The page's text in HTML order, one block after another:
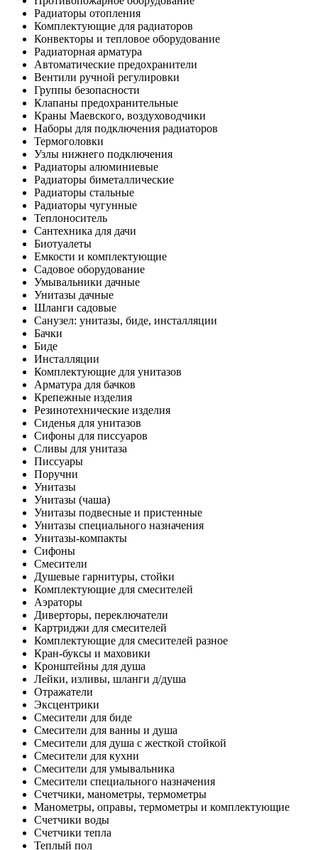
Радиаторы отопления
Комплектующие для радиаторов
Конвекторы и тепловое оборудование
Радиаторная арматура
Автоматические предохранители
Вентили ручной регулировки
Группы безопасности
Клапаны предохранительные
Краны Маевского, воздуховодчики
Наборы для подключения радиаторов
Термоголовки
Узлы нижнего подключения
Радиаторы алюминиевые
Радиаторы биметаллические
Радиаторы стальные
Радиаторы чугунные
Теплоноситель
Сантехника для дачи
Биотуалеты
Емкости и комплектующие
Садовое оборудование
Умывальники дачные
Унитазы дачные
Шланги садовые
Санузел: унитазы, биде, инсталляции
Бачки
Биде
Инсталляции
Комплектующие для унитазов
Арматура для бачков
Крепежные изделия
Резинотехнические изделия
Сиденья для унитазов
Сифоны для писсуаров
Сливы для унитаза
Писсуары
Поручни
Унитазы
Унитазы (чаша)
Унитазы подвесные и пристенные
Унитазы специального назначения
Унитазы-компакты
Сифоны
Смесители
Душевые гарнитуры, стойки
Комплектующие для смесителей
Аэраторы
Диверторы, переключатели
Картриджи для смесителей
Комплектующие для смесителей разное
Кран-буксы и маховики
Кронштейны для душа
Лейки, изливы, шланги д/душа
Отражатели
Эксцентрики
Смесители для биде
Смесители для ванны и душа
Смесители для душа с жесткой стойкой
Смесители для кухни
Смесители для умывальника
Смесители специального назначения
Счетчики, манометры, термометры
Манометры, оправы, термометры и комплектующие
Счетчики воды
Счетчики тепла
Теплый пол